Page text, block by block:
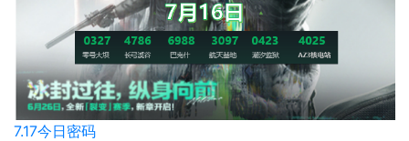
7.17今日密码